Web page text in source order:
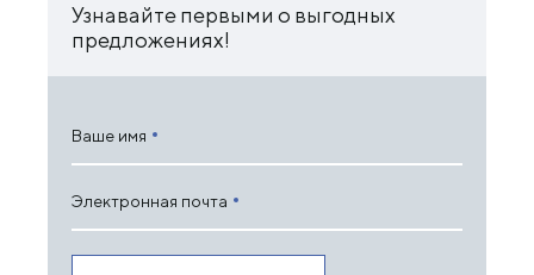
Узнавайте первыми о выгодных
предложениях!
Ваше имя
Электронная почта